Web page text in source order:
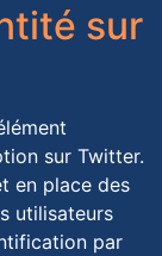
sur
sur Twitter.
en place des
utilisateurs
par